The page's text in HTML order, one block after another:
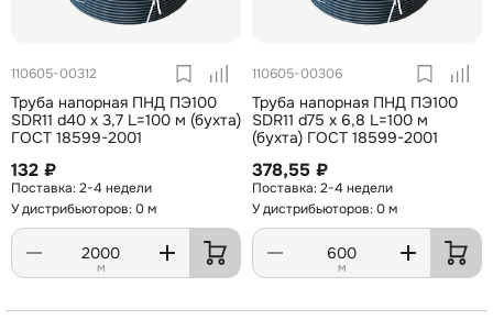
110605-00312
Труба напорная ПНД ПЭ100
SDR11 d40 x 3,7 L=100 м (бухта)
ГОСТ 18599-2001
132 ₽
2-4 недели
У дистрибьюторов: 0 м
м
110605-00306
Труба напорная ПНД ПЭ100
SDR11 d75 х 6,8 L=100 м
(бухта) ГОСТ 18599-2001
378,55 ₽
2-4 недели
У дистрибьюторов: 0 м
м